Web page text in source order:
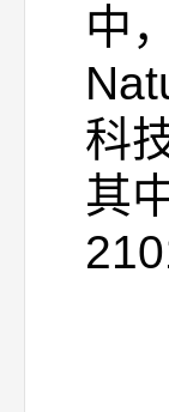
中
科
其